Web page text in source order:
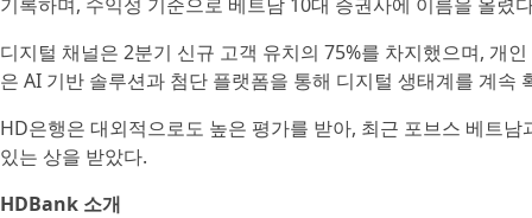
디지털 채널은 2분기 신규 고객 유치의 75%를 차지했으며, 개
은 AI 기반 솔루션과 첨단 플랫폼을 통해 디지털 생태계를 계속
HD은행은 대외적으로도 높은 평가를 받아, 최근 포브스 베트
있는 상을 받았다.
HDBank 소개